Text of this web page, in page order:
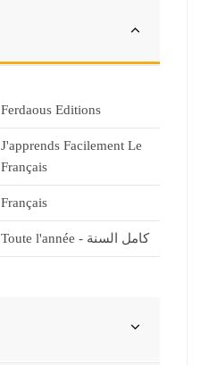
Ferdaous Editions
J'apprends Facilement Le
Français
Français
Toute l'année - كامل السنة